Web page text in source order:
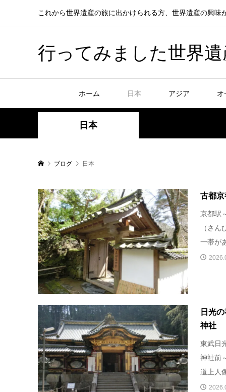
これから世界遺産の旅に出かけられる方、世界遺産の興
行ってみました世界
ホーム 日本 アジア オ
日本
ブログ 日本
古都
京都駅
（さ
一帯が
日光
神社
東武日
神社前
道上人